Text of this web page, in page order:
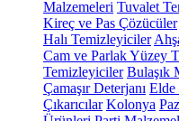
Malzemeleri Tuvalet
Kireç ve Pas Çözücüler
Halı Temizleyiciler
Cam ve Parlak Yüzey
Temizleyiciler Bulaşık
Çamaşır Deterjanı Elde
Çıkarıcılar Kolonya